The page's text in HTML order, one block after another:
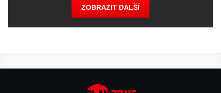
ZOBRAZIT DALŠÍ